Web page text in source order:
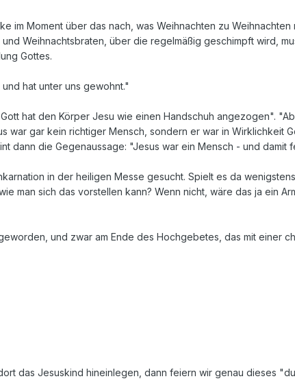
im Moment über das nach, was Weihnachten zu
Weihnachtsbraten, über die regelmäßig geschimpft wird,
Gottes.
hat unter uns gewohnt."
hat den Körper Jesu wie einen Handschuh angezogen".
war gar kein richtiger Mensch, sondern er war in Wirklichkeit
dann die Gegenaussage: "Jesus war ein Mensch - und damit
in der heiligen Messe gesucht. Spielt es da
man sich das vorstellen kann? Wenn nicht, wäre das ja ein
und zwar am Ende des Hochgebetes, das mit einer
das Jesuskind hineinlegen, dann feiern wir genau dieses